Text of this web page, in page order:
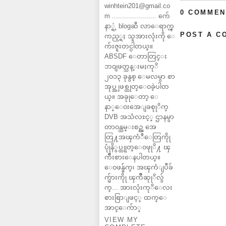
winhtein201@gmail.co
m ...................... က်ေ
နာ္ရဲ့ blogဆီ လာေရာက္ၾ
ကည့္ရႈ သူအားလုံးကို ေ
က်းဇူးတင္ပါတယ္။
ABSDF ေတာတြင္း
ဘ၀ျဖတ္သန္းမႈကုိ
၂၀၁၃ ခုနွစ္ ေမလမွာ စာ
အုပ္အျဖစ္ထုတ္ေ၀ခဲ့ပါတ
ယ္။ အခုုေတာ့ ေ
နာ္ေ၀းအေျခစုုိက္
DVB အသံလႊင့္ ဌာနမွာ
တာ၀န္ထမ္းစဥ္က အေ
တြ႔အၾကံဳေတြကိုု
ပုုံနိွပ္ထုုတ္ေ၀ဖုုိ႔ ၾ
ကိဳးစားေနပါတယ္။
ေ၀ဖန္ခ်က္၊ အၾကံျပဳခ်
က္မ်ားကိုု ၾကိဳဆုုိလ်ွ
က္... အားလုံးကုိေလး
စားစြာျဖင့္ ထက္ေ
အာင္ေက်ာ္
VIEW MY
0
POST A